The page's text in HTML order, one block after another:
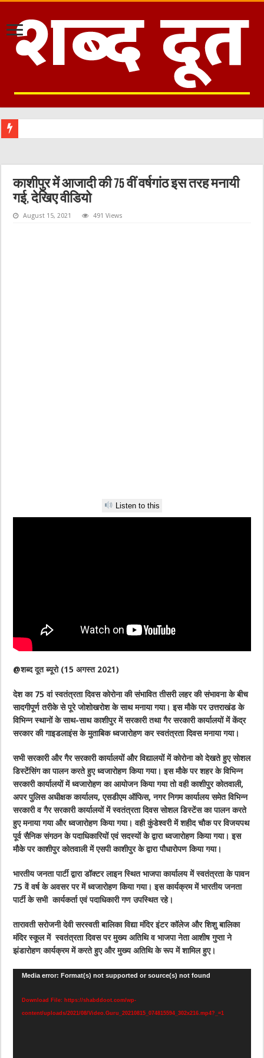
काशीपुर में आजादी की 75 वीं वर्षगांठ इस तरह मनायी
गई, देखिए वीडियो
August 15, 2021 491 Views
Listen to this
@शब्द दूत ब्यूरो (15 अगस्त 2021)
देश का 75 वां स्वतंत्रता दिवस कोरोना की संभावित तीसरी लहर की संभावना के बीच
सादगीपूर्ण तरीके से पूरे जोशोखरोश के साथ मनाया गया। इस मौके पर उत्तराखंड के
विभिन्न स्थानों के साथ-साथ काशीपुर में सरकारी तथा गैर सरकारी कार्यालयों में केंद्र
सरकार की गाइडलाइंस के मुताबिक ध्वजारोहण कर स्वतंत्रता दिवस मनाया गया।
सभी सरकारी और गैर सरकारी कार्यालयों और विद्यालयों में कोरोना को देखते हुए सोशल
डिस्टेंसिंग का पालन करते हुए ध्वजारोहण किया गया। इस मौके पर शहर के विभिन्न
सरकारी कार्यालयों में ध्वजारोहण का आयोजन किया गया तो वही काशीपुर कोतवाली,
अपर पुलिस अधीक्षक कार्यालय, एसडीएम ऑफिस, नगर निगम कार्यालय समेत विभिन्न
सरकारी व गैर सरकारी कार्यालयों में स्वतंत्रता दिवस सोशल डिस्टेंस का पालन करते
हुए मनाया गया और ध्वजारोहण किया गया। वही कुंडेश्वरी में शहीद चौक पर विजयपथ
पूर्व सैनिक संगठन के पदाधिकारियों एवं सदस्यों के द्वारा ध्वजारोहण किया गया। इस
मौके पर काशीपुर कोतवाली में एसपी काशीपुर के द्वारा पौधारोपण किया गया।
भारतीय जनता पार्टी द्वारा डॉक्टर लाइन स्थित भाजपा कार्यालय में स्वतंत्रता के पावन
75 वें वर्ष के अवसर पर में ध्वजारोहण किया गया। इस कार्यक्रम में भारतीय जनता
पार्टी के सभी कार्यकर्ता एवं पदाधिकारी गण उपस्थित रहे।
तारावती सरोजनी देवी सरस्वती बालिका विद्या मंदिर इंटर कॉलेज और शिशु बालिका
मंदिर स्कूल में स्वतंत्रता दिवस पर मुख्य अतिथि व भाजपा नेता आशीष गुप्ता ने
झंडारोहण कार्यक्रम में करते हुए और मुख्य अतिथि के रूप में शामिल हुए।
Video
Media error: Format(s) not supported or source(s) not found
Download File: https://shabddoot.com/wp-
content/uploads/2021/08/Video.Guru_20210815_074815594_302x216.mp4?_=1